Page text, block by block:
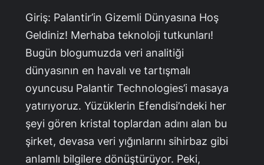
Giriş: Palantir’in Gizemli Dünyasına Hoş
Geldiniz! Merhaba teknoloji tutkunları!
Bugün blogumuzda veri analitiği
dünyasının en havalı ve tartışmalı
oyuncusu Palantir Technologies’i masaya
yatırıyoruz. Yüzüklerin Efendisi’ndeki her
şeyi gören kristal toplardan adını alan bu
şirket, devasa veri yığınlarını sihirbaz gibi
anlamlı bilgilere dönüştürüyor. Peki,